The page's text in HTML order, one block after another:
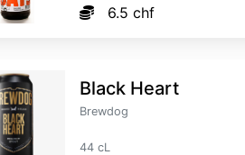
6.5 chf
Black Heart
Brewdog
44 cL